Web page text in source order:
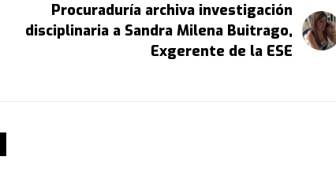
Procuraduría archiva investigación
disciplinaria a Sandra Milena Buitrago,
Exgerente de la ESE